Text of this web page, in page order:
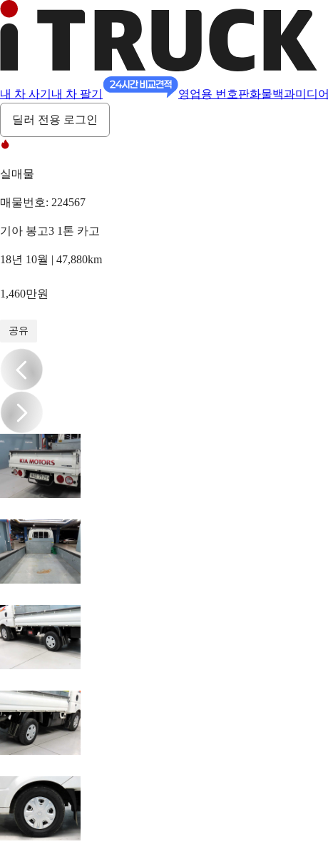
내 차 사기 내 차 팔기 영업용 번호판화물백과미디어
딜러 전용 로그인
실매물
매물번호: 224567
기아 봉고3 1톤 카고
18년 10월 | 47,880km
1,460만원
공유
/20